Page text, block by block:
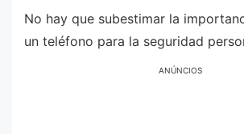
No hay que subestimar la
un teléfono para la seguridad
ANÚNCIOS